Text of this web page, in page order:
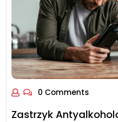
0 Comments
Zastrzyk